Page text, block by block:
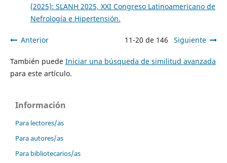
(2025): SLANH 2025, XXI Congreso Latinoamericano de
Nefrología e Hipertensión.
Anterior 11-20 de 146 Siguiente
También puede Iniciar una búsqueda de similitud avanzada
para este artículo.
Información
Para lectores/as
Para autores/as
Para bibliotecarios/as